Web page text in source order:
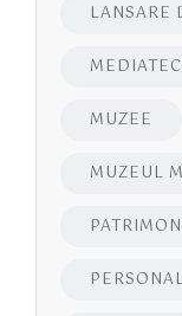
LANSARE
MUZEE
MUZEUL